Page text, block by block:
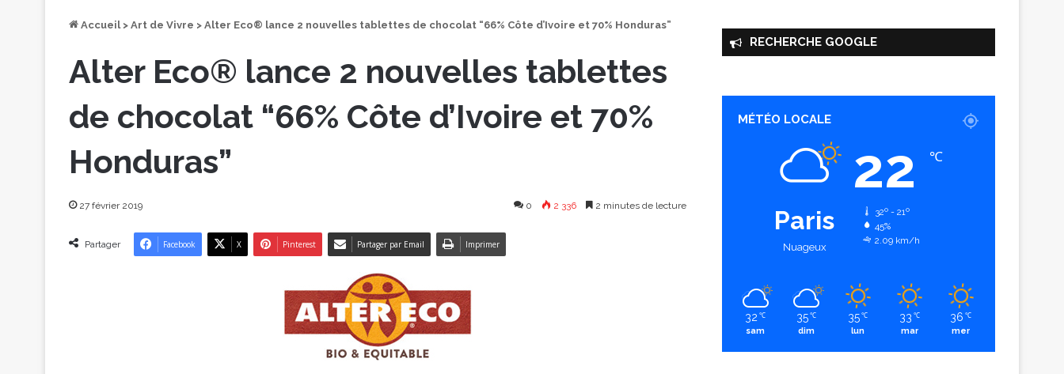
Accueil > Art de Vivre > Alter Eco® lance 2 nouvelles tablettes de chocolat “66% Côte d’Ivoire et 70% Honduras”
Alter Eco® lance 2 nouvelles tablettes
de chocolat “66% Côte d’Ivoire et 70%
Honduras”
27 février 2019 0 2 336 2 minutes de lecture
Partager Facebook X Pinterest Partager par Email Imprimer
RECHERCHE GOOGLE
MÉTÉO LOCALE
Paris
Nuageux
22 ℃
32º - 21º
45%
2.09 km/h
32 ℃
sam
35 ℃
dim
35 ℃
lun
33 ℃
mar
36 ℃
mer